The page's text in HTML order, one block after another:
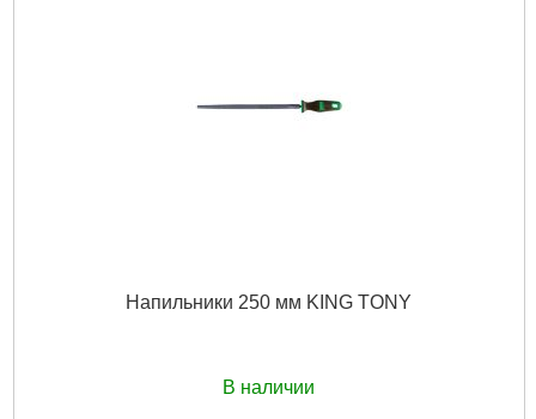
Напильники 250 мм KING TONY
В наличии